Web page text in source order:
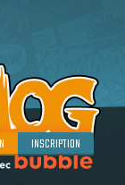
INSCRIPTION